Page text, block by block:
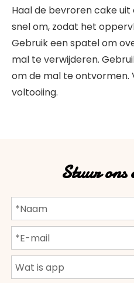
Haal de bevroren cake
snel om, zodat het
Gebruik een spatel om
mal te verwijderen.
om de mal te ontvormen.
voltooiing.
Stuur ons